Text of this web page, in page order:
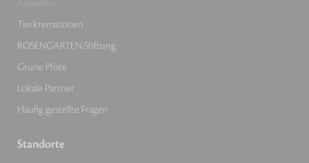
Aktuelles
Tierkrematorien
ROSENGARTEN-Stiftung
Grüne Pfote
Lokale Partner
Häufig gestellte Fragen
Standorte